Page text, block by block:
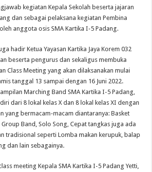
kegiatan Kepala Sekolah beserta jajaran
dan sebagai pelaksana kegiatan Pembina
anggota osis SMA Kartika I-5 Padang.
hadir Ketua Yayasan Kartika Jaya Korem 032
beserta pengurus dan sekaligus membuka
Class Meeting yang akan dilaksanakan mulai
tanggal 13 sampai dengan 16 Juni 2022.
Marching Band SMA Kartika I-5 Padang,
dari 8 lokal kelas X dan 8 lokal kelas XI dengan
yang bermacam-macam diantaranya: Basket
Group Band, Solo Song, Cepat tangkas juga ada
tradisional seperti Lomba makan kerupuk, balap
dan lain sebagainya.
meeting Kepala SMA Kartika I-5 Padang Yetti,